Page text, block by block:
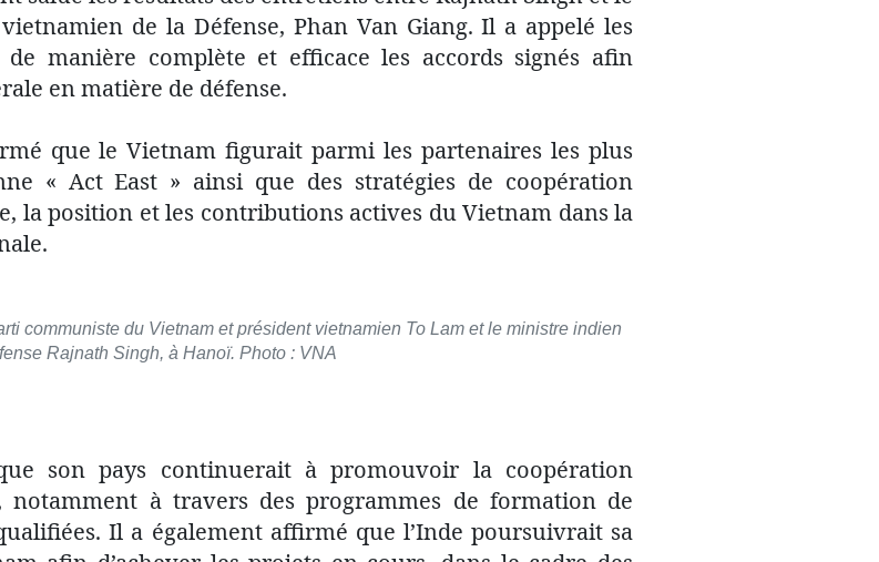
de la Défense, Phan Van Giang. Il a appelé les
manière complète et efficace les accords signés afin
en matière de défense.
que le Vietnam figurait parmi les partenaires les plus
« Act East » ainsi que des stratégies de coopération
la position et les contributions actives du Vietnam dans la
communiste du Vietnam et président vietnamien To Lam et le ministre indien
Rajnath Singh, à Hanoï. Photo : VNA
son pays continuerait à promouvoir la coopération
notamment à travers des programmes de formation de
Il a également affirmé que l’Inde poursuivrait sa